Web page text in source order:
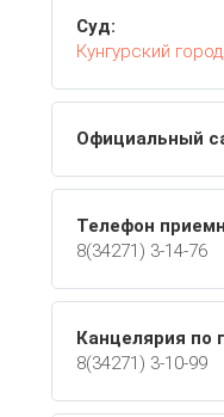
Суд:
Кунгурский
Официальный
Телефон
8(34271) 3-14-76
Канцелярия по
8(34271) 3-10-99